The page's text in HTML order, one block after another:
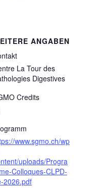
ANGABEN
La Tour des
Digestives
Credits
www.sgmo.ch/wp
uploads/Progra
Colloques-CLPD-
2026.pdf